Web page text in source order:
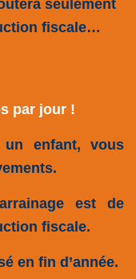
seulement
fiscale…
par jour !
enfant, vous
est de
fiscale.
en fin d’année.